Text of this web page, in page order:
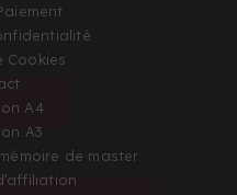
Cookies
A4
A3
de master